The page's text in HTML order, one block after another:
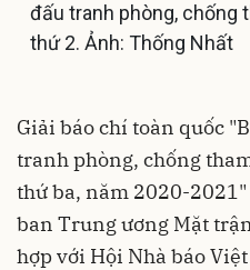
đấu tranh phòng, chống
thứ 2. Ảnh: Thống Nhất
Giải báo chí toàn quốc
tranh phòng, chống
thứ ba, năm 2020-
ban Trung ương Mặt
hợp với Hội Nhà báo